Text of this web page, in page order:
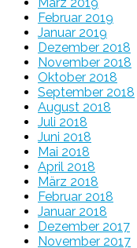
Februar 2019
Januar 2019
Dezember 2018
November 2018
Oktober 2018
September 2018
August 2018
Juli 2018
Juni 2018
Mai 2018
April 2018
März 2018
Februar 2018
Januar 2018
Dezember 2017
November 2017